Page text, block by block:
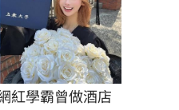
紅學霸曾做酒店